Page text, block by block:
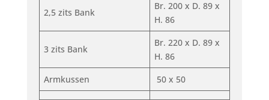
2,5 zits Bank
Br. 200 x D. 89 x
H. 86
3 zits Bank
Br. 220 x D. 89 x
H. 86
Armkussen
50 x 50